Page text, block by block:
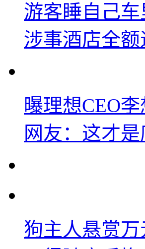
游客睡自己
涉事酒店全额
曝理想CEO
网友：这才
狗主人悬赏